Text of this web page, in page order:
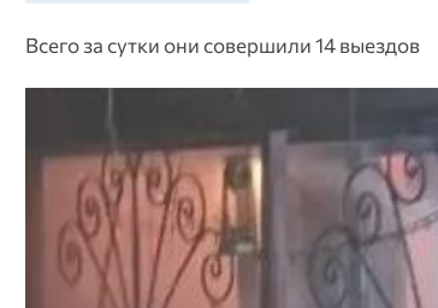
Всего за сутки они совершили 14 выездов